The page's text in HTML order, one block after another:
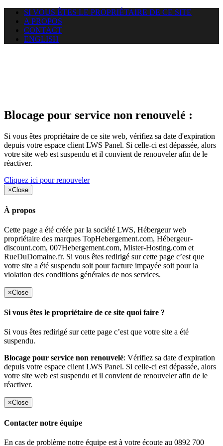
SI VOUS ÊTES LE PROPRIÉTAIRE DE CE SITE
A PROPOS
CONTACT
ENGLISH
Blocage pour service non renouvelé :
Si vous êtes propriétaire de ce site web, vérifiez sa date d'expiration
depuis votre espace client LWS Panel. Si celle-ci est dépassée, alors
votre site web est suspendu et il convient de renouveler afin de le
réactiver.
Cliquez ici pour renouveler
×Close
À propos
Cette page a été créée par la société LWS, Hébergeur web
propriétaire des marques TopHebergement.com, Hébergeur-
discount.com, 007Hebergement.com, Mister-Hosting.com et
RueDuDomaine.fr. Si vous êtes redirigé sur cette page c’est que
votre site a été suspendu soit pour facture impayée soit pour la
violation des conditions générales de nos services.
×Close
Si vous êtes le propriétaire de ce site quoi faire ?
Si vous êtes redirigé sur cette page c’est que votre site a été
suspendu.
Blocage pour service non renouvelé: Vérifiez sa date d'expiration
depuis votre espace client LWS Panel. Si celle-ci est dépassée, alors
votre site web est suspendu et il convient de renouveler afin de le
réactiver.
×Close
Contacter notre équipe
En cas de problème notre équipe est à votre écoute au 0892 700